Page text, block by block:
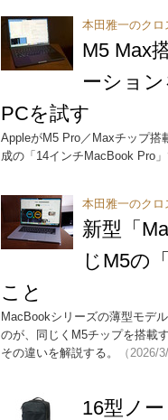
本田雅一のクロ
M5 Max
ーショ
PCを試す
AppleがM5 Pro／Maxチップ搭
成の「14インチMacBook Pro
本田雅一のクロ
新型「
じM5の
こと
MacBookシリーズの薄型モデ
のが、同じくM5チップを搭載
その違いを解説する。
（2026/
16型ノ